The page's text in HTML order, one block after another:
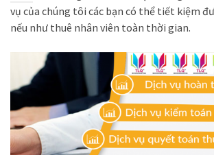
vụ của chúng tôi các bạn có thể tiết kiệm
nếu như thuê nhân viên toàn thời gian.